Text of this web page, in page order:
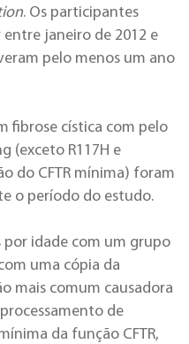
. Os participantes
janeiro de 2012 e
pelo menos um ano
fibrose cística com pelo
(exceto R117H e
do CFTR mínima) foram
o período do estudo.
por idade com um grupo
uma cópia da
mais comum causadora
de
da função CFTR,